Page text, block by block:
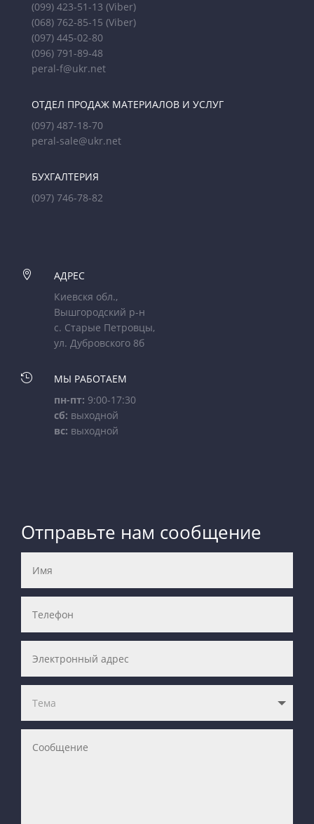
(099) 423-51-13 (Viber)
(068) 762-85-15 (Viber)
(097) 445-02-80
(096) 791-89-48
peral-f@ukr.net
ОТДЕЛ ПРОДАЖ МАТЕРИАЛОВ И УСЛУГ
(097) 487-18-70
peral-sale@ukr.net
БУХГАЛТЕРИЯ
(097) 746-78-82

АДРЕС
Киевскя обл.,
Вышгородский р-н
с. Старые Петровцы,
ул. Дубровского 8б

МЫ РАБОТАЕМ
пн-пт: 9:00-17:30
сб: выходной
вс: выходной
Отправьте нам сообщение